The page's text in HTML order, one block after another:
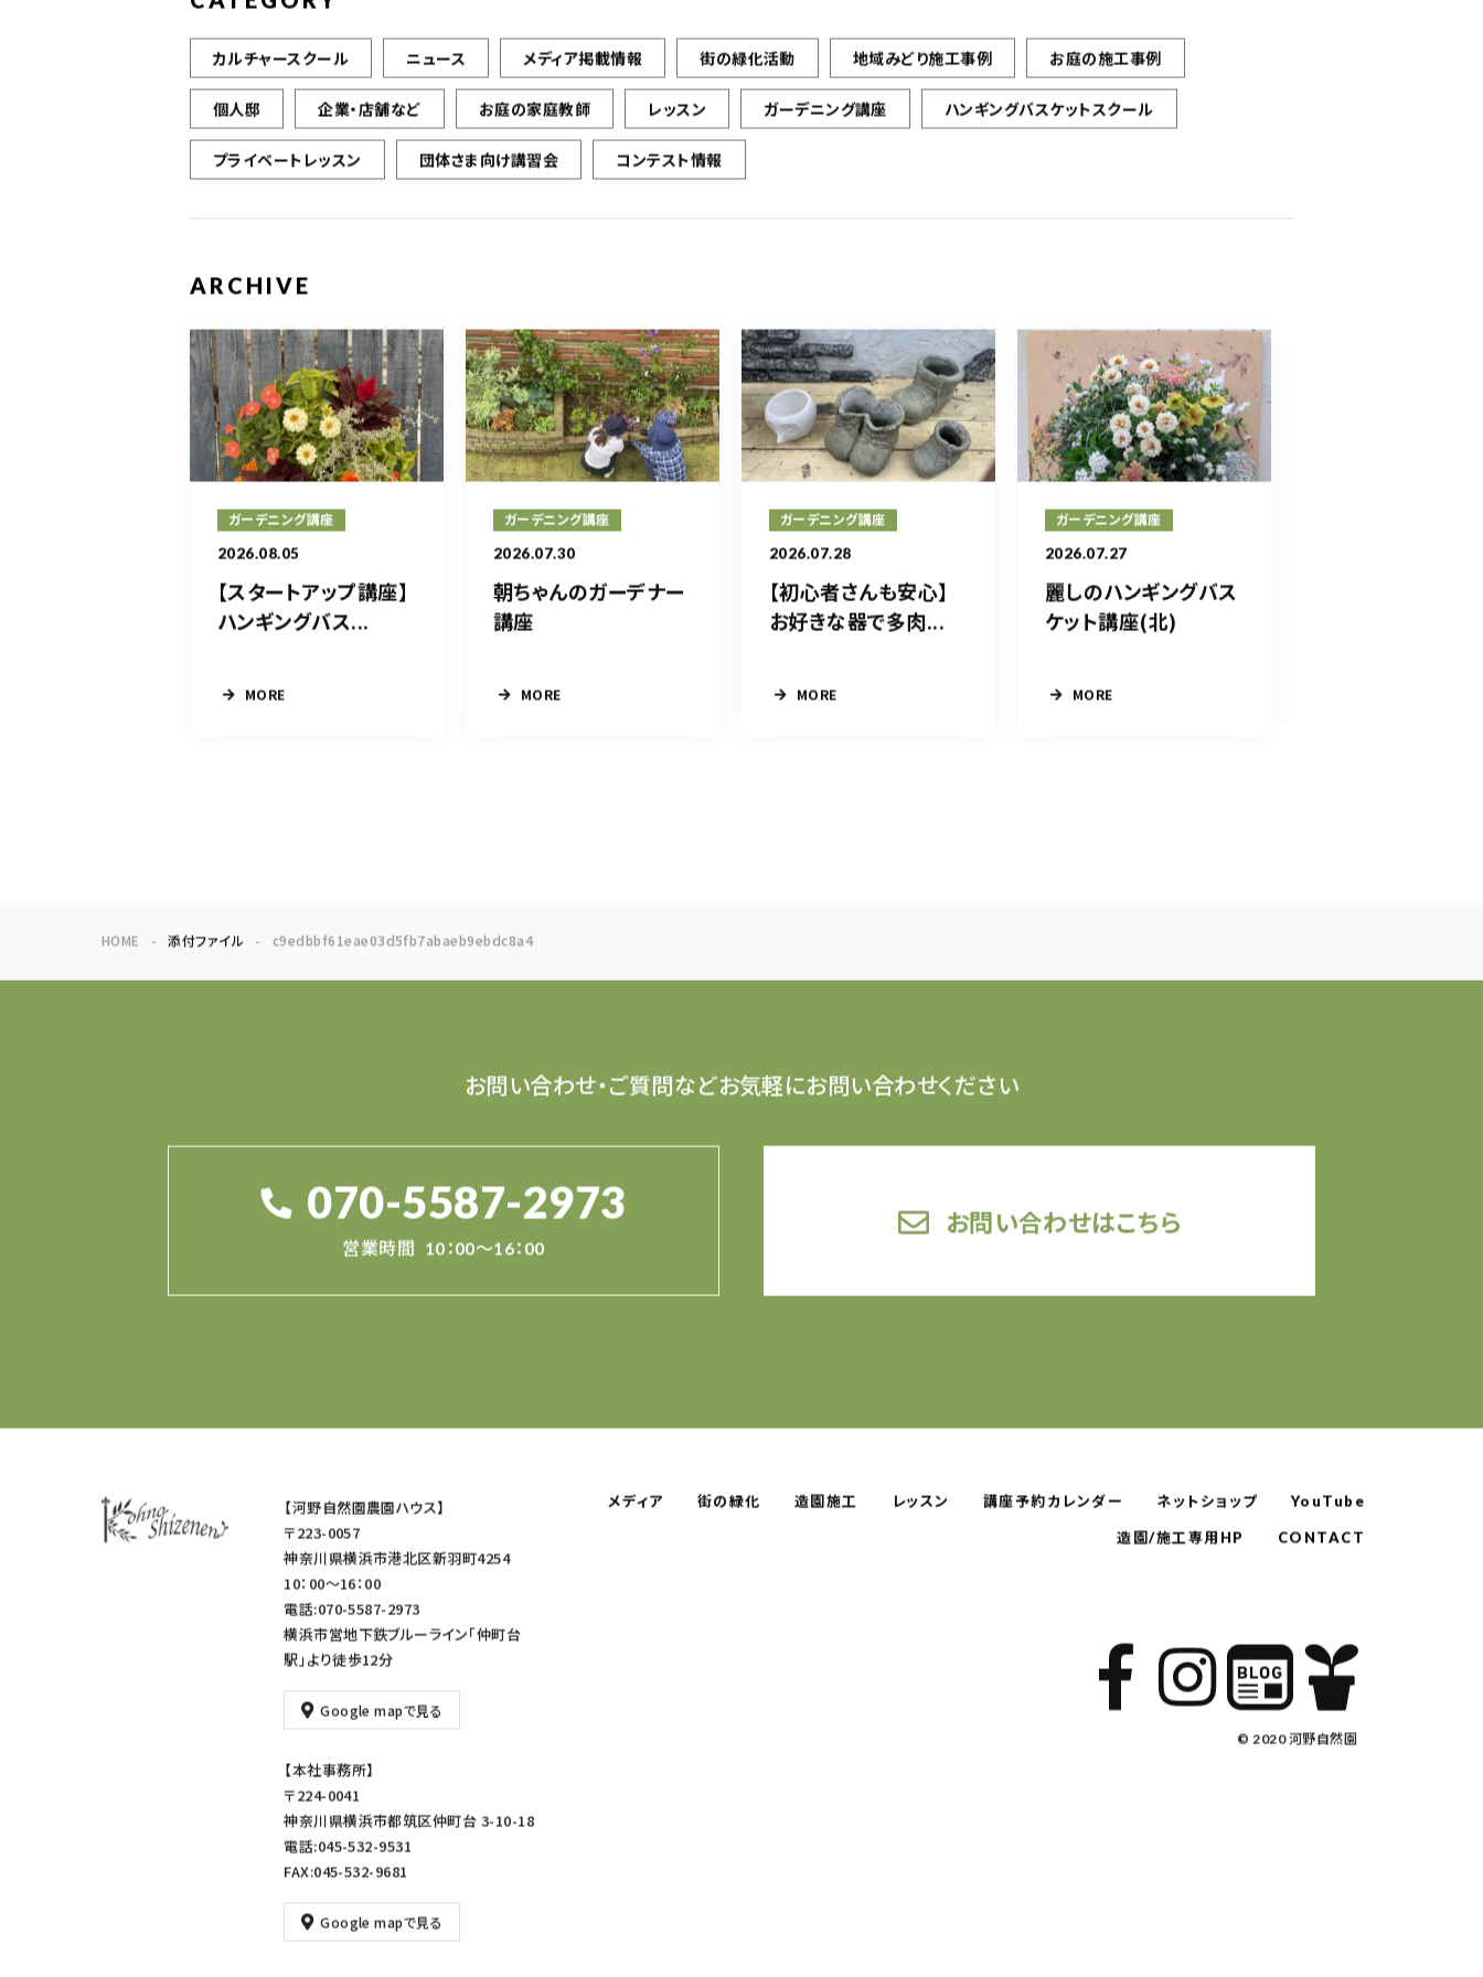
カルチャースクール ニュース メディア掲載情報 街の緑化活動 地域みどり施工事例 お庭の施工事例
個人邸 企業・店舗など お庭の家庭教師 レッスン ガーデニング講座 ハンギングバスケットスクール
プライベートレッスン 団体さま向け講習会 コンテスト情報
ARCHIVE
ガーデニング講座
2026.08.05
【スタートアップ講座】
ハンギングバス...
MORE
ガーデニング講座
2026.07.30
朝ちゃんのガーデナー
講座
MORE
ガーデニング講座
2026.07.28
【初心者さんも安心】
お好きな器で多肉...
MORE
ガーデニング講座
2026.07.27
麗しのハンギングバス
ケット講座(北)
MORE
HOME 添付ファイル c9edbbf61eae03d5fb7abaeb9ebdc8a4
お問い合わせ・ご質問などお気軽にお問い合わせください
070-5587-2973
営業時間 10：00～16：00
お問い合わせはこちら
【河野自然園農園ハウス】
〒223-0057
神奈川県横浜市港北区新羽町4254
10：00～16：00
電話:070-5587-2973
横浜市営地下鉄ブルーライン「仲町台
駅」より徒歩12分
Google mapで見る
【本社事務所】
〒224-0041
神奈川県横浜市都筑区仲町台 3-10-18
電話:045-532-9531
FAX:045-532-9681
Google mapで見る
メディア 街の緑化 造園施工 レッスン 講座予約カレンダー ネットショップ YouTube
造園/施工専用HP CONTACT
© 2020 河野自然園